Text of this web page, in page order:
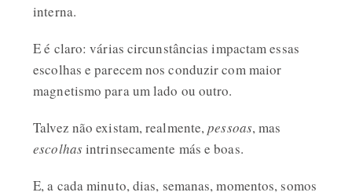
interna.
E é claro: várias circunstâncias impactam essas
escolhas e parecem nos conduzir com maior
magnetismo para um lado ou outro.
Talvez não existam, realmente,pessoas, mas
escolhasintrinsecamente más e boas.
E, a cada minuto, dias, semanas, momentos, somos